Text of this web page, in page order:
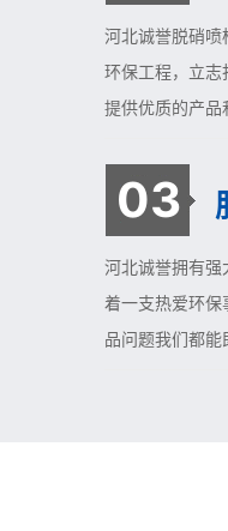
河北诚誉脱硝喷
环保工程，立志
提供优质的产品
03
河北诚誉拥有强
着一支热爱环保
品问题我们都能